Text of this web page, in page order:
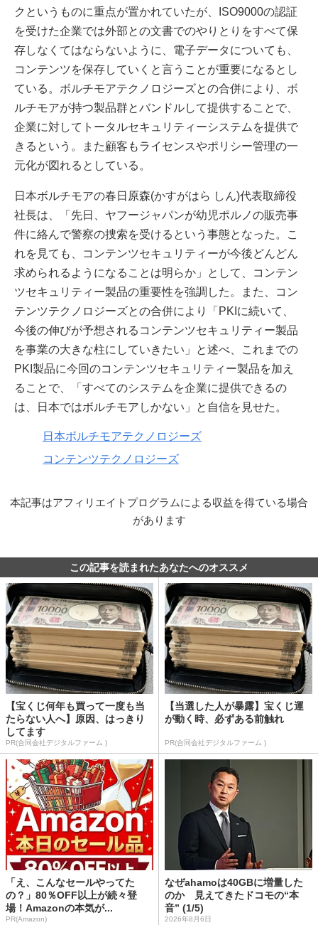
クというものに重点が置かれていたが、ISO9000の認証
を受けた企業では外部との文書でのやりとりをすべて保
存しなくてはならないように、電子データについても、
コンテンツを保存していくと言うことが重要になるとし
ている。ボルチモアテクノロジーズとの合併により、ボ
ルチモアが持つ製品群とバンドルして提供することで、
企業に対してトータルセキュリティーシステムを提供で
きるという。また顧客もライセンスやポリシー管理の一
元化が図れるとしている。
日本ボルチモアの春日原森(かすがはら しん)代表取締役
社長は、「先日、ヤフージャパンが幼児ポルノの販売事
件に絡んで警察の捜索を受けるという事態となった。こ
れを見ても、コンテンツセキュリティーが今後どんどん
求められるようになることは明らか」として、コンテン
ツセキュリティー製品の重要性を強調した。また、コン
テンツテクノロジーズとの合併により「PKIに続いて、
今後の伸びが予想されるコンテンツセキュリティー製品
を事業の大きな柱にしていきたい」と述べ、これまでの
PKI製品に今回のコンテンツセキュリティー製品を加え
ることで、「すべてのシステムを企業に提供できるの
は、日本ではボルチモアしかない」と自信を見せた。
日本ボルチモアテクノロジーズ
コンテンツテクノロジーズ
本記事はアフィリエイトプログラムによる収益を得ている場合
があります
この記事を読まれたあなたへのオススメ
【宝くじ何年も買って一度も当
たらない人へ】原因、はっきり
してます
PR(合同会社デジタルファーム )
【当選した人が暴露】宝くじ運
が動く時、必ずある前触れ
PR(合同会社デジタルファーム )
「え、こんなセールやってた
の？」80％OFF以上が続々登
場！Amazonの本気が...
PR(Amazon)
なぜahamoは40GBに増量した
のか 見えてきたドコモの“本
音” (1/5)
2026年8月6日